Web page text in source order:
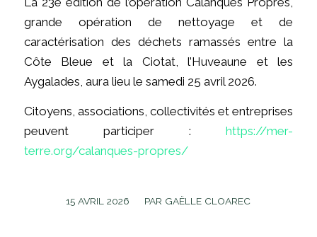
grande opération de nettoyage et de
caractérisation des déchets ramassés entre la
Côte Bleue et la Ciotat, l’Huveaune et les
Aygalades, aura lieu le samedi 25 avril 2026.
Citoyens, associations, collectivités et entreprises
peuvent participer :https://mer-
terre.org/calanques-propres/
15 AVRIL 2026
/ PAR GAËLLE CLOAREC